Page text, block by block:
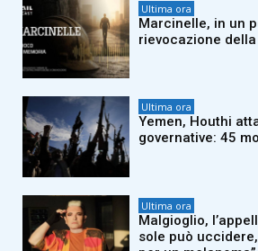
Ultima ora
Marcinelle, in un
rievocazione
Ultima ora
Yemen, Houthi
governative: 45
Ultima ora
Malgioglio,
sole può